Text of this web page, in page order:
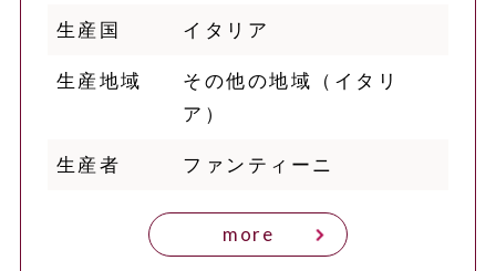
生産国 イタリア
生産地域
その他の地域（イタリ
ア）
生産者 ファンティーニ
more